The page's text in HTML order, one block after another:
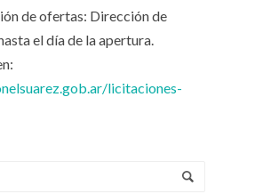
de ofertas: Dirección de
el día de la apertura.
licitaciones-